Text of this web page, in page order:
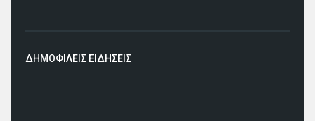
ΔΗΜΟΦΙΛΕΙΣ ΕΙΔΗΣΕΙΣ